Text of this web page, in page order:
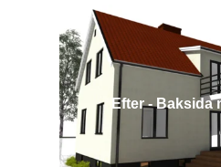
Efter - Baksida